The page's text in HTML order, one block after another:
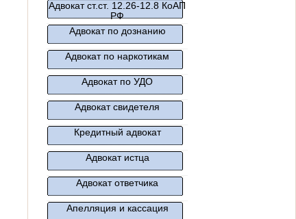
Адвокат ст.ст. 12.26-12.8 КоАП
РФ
Адвокат по дознанию
Адвокат по наркотикам
Адвокат по УДО
Адвокат свидетеля
Кредитный адвокат
Адвокат истца
Адвокат ответчика
Апелляция и кассация